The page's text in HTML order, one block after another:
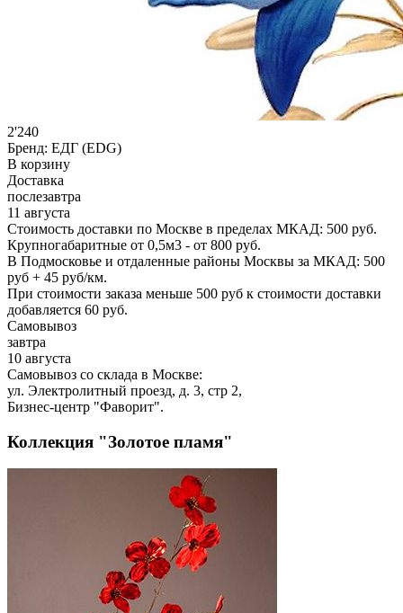
2'240
Бренд: ЕДГ (EDG)
В корзину
Доставка
послезавтра
11 августа
Стоимость доставки по Москве в пределах МКАД: 500 руб.
Крупногабаритные от 0,5м3 - от 800 руб.
В Подмосковье и отдаленные районы Москвы за МКАД: 500
руб + 45 руб/км.
При стоимости заказа меньше 500 руб к стоимости доставки
добавляется 60 руб.
Самовывоз
завтра
10 августа
Самовывоз со склада в Москве:
ул. Электролитный проезд, д. 3, стр 2,
Бизнес-центр "Фаворит".
Коллекция "Золотое пламя"